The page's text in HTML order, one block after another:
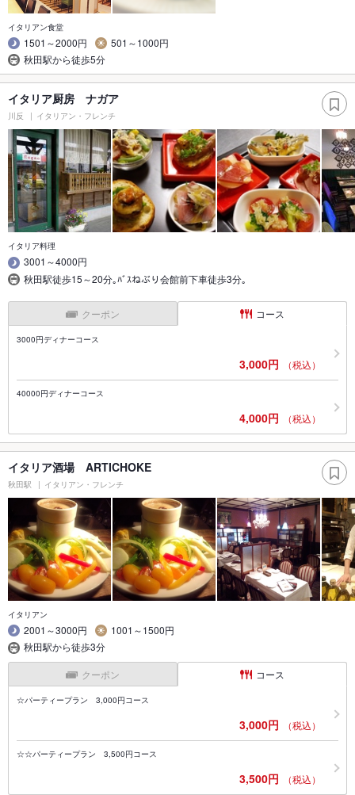
イタリアン食堂
1501～2000円
501～1000円
秋田駅から徒歩5分
イタリア厨房 ナガア
川反 イタリアン・フレンチ
イタリア料理
3001～4000円
秋田駅徒歩15～20分｡ﾊﾞｽねぶり会館前下車徒歩3分｡
クーポン コース
3000円ディナーコース
3,000円 （税込）
40000円ディナーコース
4,000円 （税込）
イタリア酒場 ARTICHOKE
秋田駅 イタリアン・フレンチ
イタリアン
2001～3000円
1001～1500円
秋田駅から徒歩3分
クーポン コース
☆パーティープラン 3,000円コース
3,000円 （税込）
☆☆パーティープラン 3,500円コース
3,500円 （税込）